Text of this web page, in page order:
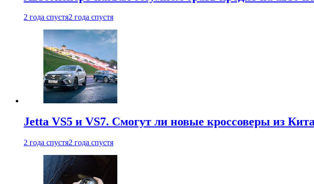
2 года спустя2 года спустя
Jetta VS5 и VS7. Смогут ли новые кроссоверы из
2 года спустя2 года спустя